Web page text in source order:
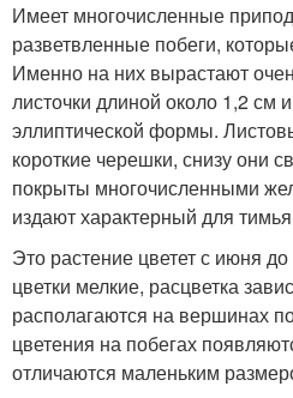
Имеет многочисленные
разветвленные побеги,
Именно на них вырастают
листочки длиной около 1,2 см
эллиптической формы.
короткие черешки, снизу они
покрыты многочисленными
издают характерный для
Это растение цветет с июня
цветки мелкие, расцветка
располагаются на вершинах
цветения на побегах
отличаются маленьким